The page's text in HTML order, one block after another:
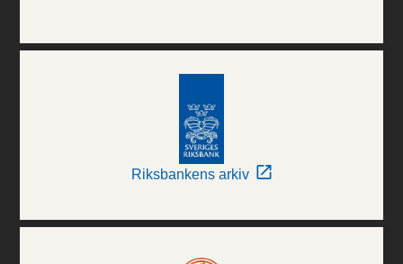
Riksbankens arkiv